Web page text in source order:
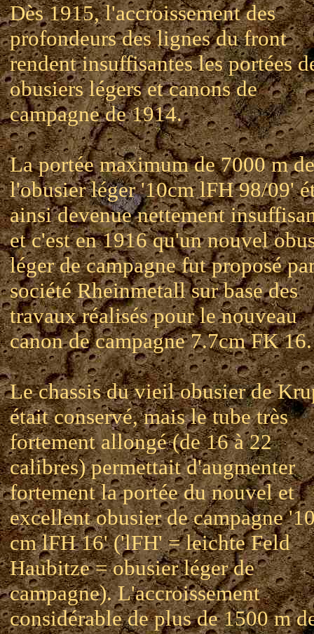
Dès 1915, l'accroissement des
profondeurs des lignes du front
rendent insuffisantes les portées
obusiers légers et canons de
campagne de 1914.
La portée maximum de 7000 m de
l'obusier léger '10cm lFH 98/09'
ainsi devenue nettement
et c'est en 1916 qu'un nouvel
léger de campagne fut proposé
société Rheinmetall sur base des
travaux réalisés pour le nouveau
canon de campagne 7.7cm FK 16.
Le chassis du vieil obusier de
était conservé, mais le tube très
fortement allongé (de 16 à 22
calibres) permettait d'augmenter
fortement la portée du nouvel et
excellent obusier de campagne
cm lFH 16' ('lFH' = leichte Feld
Haubitze = obusier léger de
campagne). L'accroissement
considérable de plus de 1500 m